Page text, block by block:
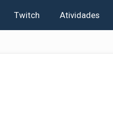
Twitch Atividades